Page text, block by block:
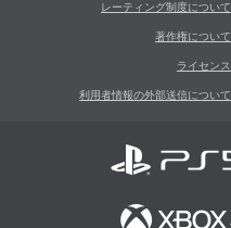
レーティング制度について
著作権について
ライセンス
利用者情報の外部送信について